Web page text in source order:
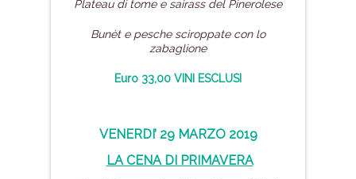
Plateau di tome e sairass del Pinerolese
Bunèt e pesche sciroppate con lo
zabaglione
Euro 33,00 VINI ESCLUSI
VENERDI’ 29 MARZO 2019
LA CENA DI PRIMAVERA